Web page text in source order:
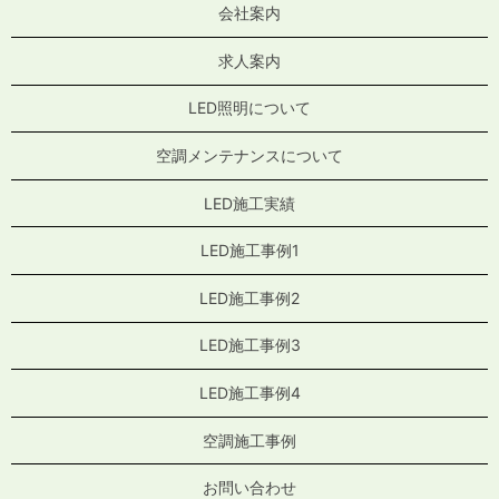
会社案内
求人案内
LED照明について
空調メンテナンスについて
LED施工実績
LED施工事例1
LED施工事例2
LED施工事例3
LED施工事例4
空調施工事例
お問い合わせ